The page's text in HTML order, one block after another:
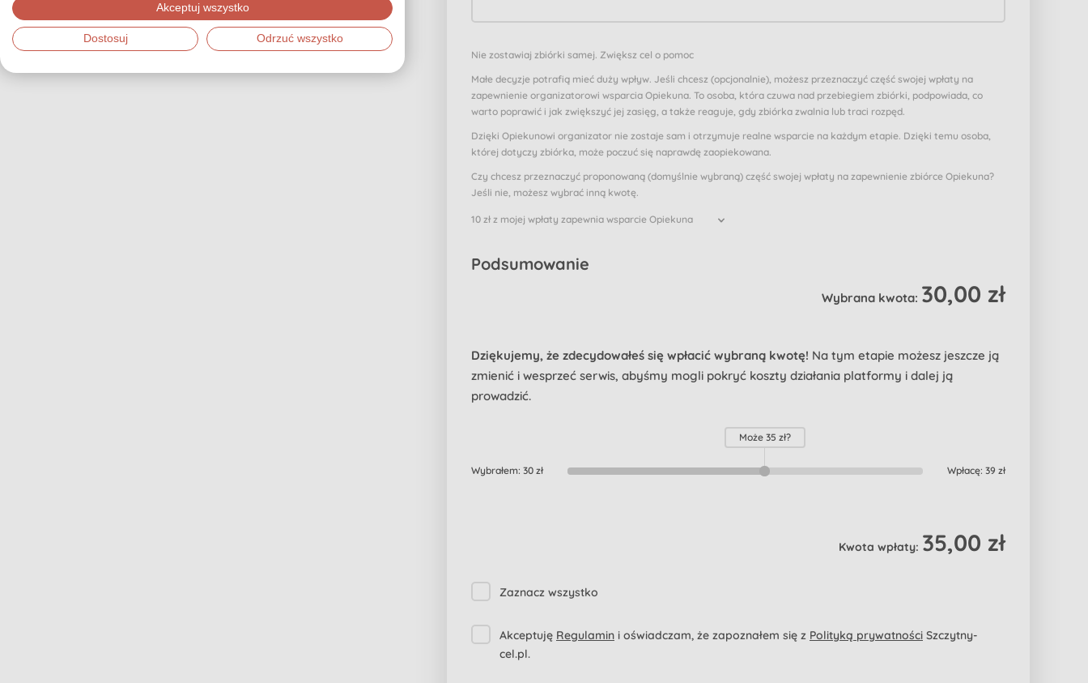
Nie zostawiaj zbiórki samej. Zwiększ cel o pomoc
Małe decyzje potrafią mieć duży wpływ. Jeśli chcesz (opcjonalnie), możesz przeznaczyć część swojej wpłaty na
zapewnienie organizatorowi wsparcia Opiekuna. To osoba, która czuwa nad przebiegiem zbiórki, podpowiada, co
warto poprawić i jak zwiększyć jej zasięg, a także reaguje, gdy zbiórka zwalnia lub traci rozpęd.
Dzięki Opiekunowi organizator nie zostaje sam i otrzymuje realne wsparcie na każdym etapie. Dzięki temu osoba,
której dotyczy zbiórka, może poczuć się naprawdę zaopiekowana.
Czy chcesz przeznaczyć proponowaną (domyślnie wybraną) część swojej wpłaty na zapewnienie zbiórce Opiekuna?
Jeśli nie, możesz wybrać inną kwotę.
10 zł z mojej wpłaty zapewnia wsparcie Opiekuna
Podsumowanie
Wybrana kwota: 30,00 zł
Dziękujemy, że zdecydowałeś się wpłacić wybraną kwotę! Na tym etapie możesz jeszcze ją
zmienić i wesprzeć serwis, abyśmy mogli pokryć koszty działania platformy i dalej ją
prowadzić.
Wybrałem: 30 zł
Może 35 zł?
Wpłacę: 39 zł
Kwota wpłaty: 35,00 zł
Zaznacz wszystko
Akceptuję Regulamin i oświadczam, że zapoznałem się z Polityką prywatności Szczytny-
cel.pl.
Akceptuj wszystko
Dostosuj Odrzuć wszystko